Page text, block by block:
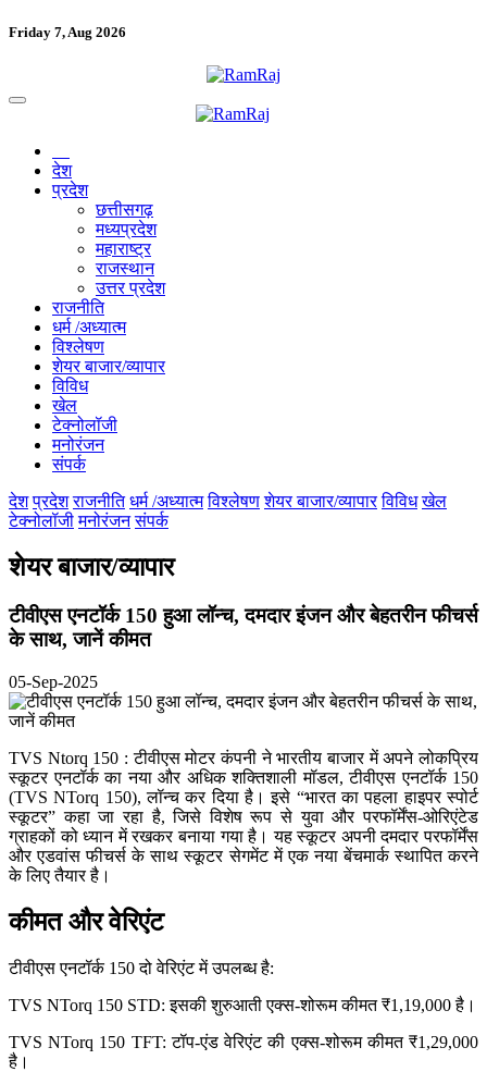
Friday 7, Aug 2026
देश
प्रदेश
छत्तीसगढ़
मध्यप्रदेश
महाराष्ट्र
राजस्थान
उत्तर प्रदेश
राजनीति
धर्म /अध्यात्म
विश्लेषण
शेयर बाजार/व्यापार
विविध
खेल
टेक्नोलॉजी
मनोरंजन
संपर्क
देश प्रदेश राजनीति धर्म /अध्यात्म विश्लेषण शेयर बाजार/व्यापार विविध खेल
टेक्नोलॉजी मनोरंजन संपर्क
शेयर बाजार/व्यापार
टीवीएस एनटॉर्क 150 हुआ लॉन्‍च, दमदार इंजन और बेहतरीन फीचर्स
के साथ, जानें कीमत
05-Sep-2025
TVS Ntorq 150 : टीवीएस मोटर कंपनी ने भारतीय बाजार में अपने लोकप्रिय
स्कूटर एनटॉर्क का नया और अधिक शक्तिशाली मॉडल, टीवीएस एनटॉर्क 150
(TVS NTorq 150), लॉन्च कर दिया है। इसे “भारत का पहला हाइपर स्पोर्ट
स्कूटर” कहा जा रहा है, जिसे विशेष रूप से युवा और परफॉर्मेंस-ओरिएंटेड
ग्राहकों को ध्यान में रखकर बनाया गया है। यह स्कूटर अपनी दमदार परफॉर्मेंस
और एडवांस फीचर्स के साथ स्कूटर सेगमेंट में एक नया बेंचमार्क स्थापित करने
के लिए तैयार है।
कीमत और वेरिएंट
टीवीएस एनटॉर्क 150 दो वेरिएंट में उपलब्ध है:
TVS NTorq 150 STD: इसकी शुरुआती एक्स-शोरूम कीमत ₹1,19,000 है।
TVS NTorq 150 TFT: टॉप-एंड वेरिएंट की एक्स-शोरूम कीमत ₹1,29,000
है।